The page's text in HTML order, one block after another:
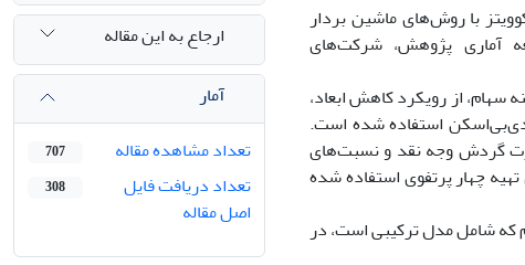
با روش‌های ماشین بردار
آماری پژوهش، شرکت‌های
از رویکرد کاهش ابعاد،
استفاده شده است.
گردش وجه نقد و نسبت‌های
چهار پرتفوی استفاده شده
ﮐﻪ ﺷﺎﻣﻞ مدل ترکیبی اﺳﺖ، در
ارجاع به این مقاله
آمار
تعداد مشاهده مقاله
707
تعداد دریافت فایل
اصل مقاله
308